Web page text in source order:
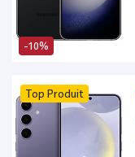
-10%
Top Produit